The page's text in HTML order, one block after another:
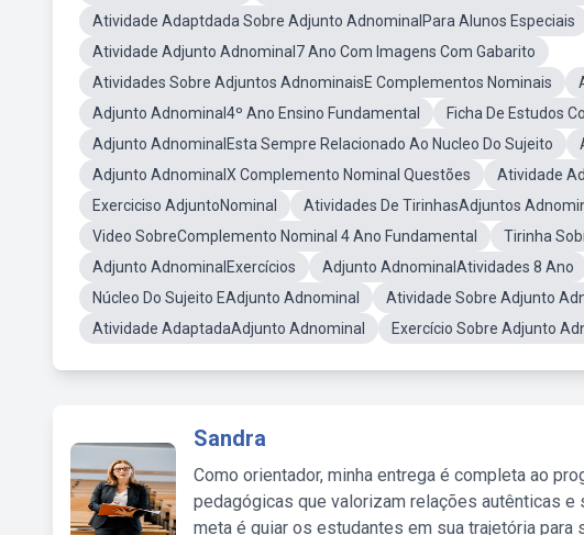
Atividade Adaptdada Sobre Adjunto AdnominalPara Alunos Especiais
Atividade Adjunto Adnominal7 Ano Com Imagens Com Gabarito
Atividades Sobre Adjuntos AdnominaisE Complementos Nominais
Adjunto Adnominal4º Ano Ensino Fundamental
Ficha De Estudos
Adjunto AdnominalEsta Sempre Relacionado Ao Nucleo Do Sujeito
Adjunto AdnominalX Complemento Nominal Questões
Atividade
Exerciciso AdjuntoNominal
Atividades De TirinhasAdjuntos
Video SobreComplemento Nominal 4 Ano Fundamental
Tirinha
Adjunto AdnominalExercícios
Adjunto AdnominalAtividades 8 Ano
Núcleo Do Sujeito EAdjunto Adnominal
Atividade Sobre Adjunto
Atividade AdaptadaAdjunto Adnominal
Exercício Sobre Adjunto
Sandra
Como orientador, minha entrega é completa ao
pedagógicas que valorizam relações autênticas
meta é guiar os estudantes em sua trajetória